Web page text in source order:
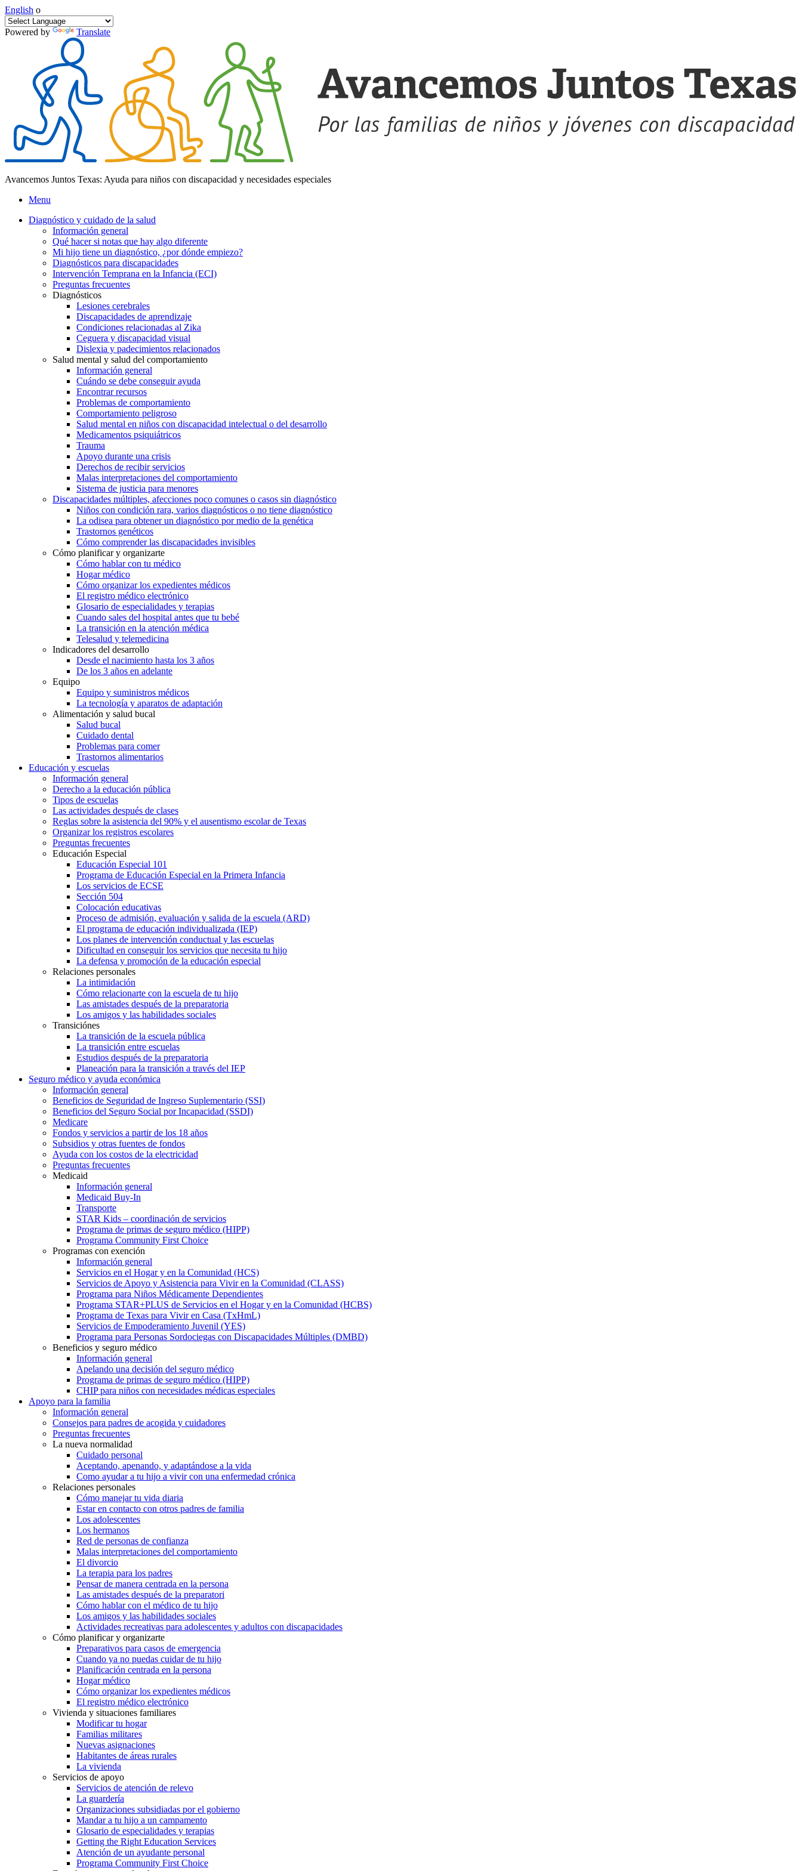
English o
Powered by Translate
Avancemos Juntos Texas: Ayuda para niños con discapacidad y necesidades especiales
Menu
Diagnóstico y cuidado de la salud
Información general
Qué hacer si notas que hay algo diferente
Mi hijo tiene un diagnóstico, ¿por dónde empiezo?
Diagnósticos para discapacidades
Intervención Temprana en la Infancia (ECI)
Preguntas frecuentes
Diagnósticos
Lesiones cerebrales
Discapacidades de aprendizaje
Condiciones relacionadas al Zika
Ceguera y discapacidad visual
Dislexia y padecimientos relacionados
Salud mental y salud del comportamiento
Información general
Cuándo se debe conseguir ayuda
Encontrar recursos
Problemas de comportamiento
Comportamiento peligroso
Salud mental en niños con discapacidad intelectual o del desarrollo
Medicamentos psiquiátricos
Trauma
Apoyo durante una crisis
Derechos de recibir servicios
Malas interpretaciones del comportamiento
Sistema de justicia para menores
Discapacidades múltiples, afecciones poco comunes o casos sin diagnóstico
Niños con condición rara, varios diagnósticos o no tiene diagnóstico
La odisea para obtener un diagnóstico por medio de la genética
Trastornos genéticos
Cómo comprender las discapacidades invisibles
Cómo planificar y organizarte
Cómo hablar con tu médico
Hogar médico
Cómo organizar los expedientes médicos
El registro médico electrónico
Glosario de especialidades y terapias
Cuando sales del hospital antes que tu bebé
La transición en la atención médica
Telesalud y telemedicina
Indicadores del desarrollo
Desde el nacimiento hasta los 3 años
De los 3 años en adelante
Equipo
Equipo y suministros médicos
La tecnología y aparatos de adaptación
Alimentación y salud bucal
Salud bucal
Cuidado dental
Problemas para comer
Trastornos alimentarios
Educación y escuelas
Información general
Derecho a la educación pública
Tipos de escuelas
Las actividades después de clases
Reglas sobre la asistencia del 90% y el ausentismo escolar de Texas
Organizar los registros escolares
Preguntas frecuentes
Educación Especial
Educación Especial 101
Programa de Educación Especial en la Primera Infancia
Los servicios de ECSE
Sección 504
Colocación educativas
Proceso de admisión, evaluación y salida de la escuela (ARD)
El programa de educación individualizada (IEP)
Los planes de intervención conductual y las escuelas
Dificultad en conseguir los servicios que necesita tu hijo
La defensa y promoción de la educación especial
Relaciones personales
La intimidación
Cómo relacionarte con la escuela de tu hijo
Las amistades después de la preparatoria
Los amigos y las habilidades sociales
Transiciónes
La transición de la escuela pública
La transición entre escuelas
Estudios después de la preparatoria
Planeación para la transición a través del IEP
Seguro médico y ayuda económica
Información general
Beneficios de Seguridad de Ingreso Suplementario (SSI)
Beneficios del Seguro Social por Incapacidad (SSDI)
Medicare
Fondos y servicios a partir de los 18 años
Subsidios y otras fuentes de fondos
Ayuda con los costos de la electricidad
Preguntas frecuentes
Medicaid
Información general
Medicaid Buy-In
Transporte
STAR Kids – coordinación de servicios
Programa de primas de seguro médico (HIPP)
Programa Community First Choice
Programas con exención
Información general
Servicios en el Hogar y en la Comunidad (HCS)
Servicios de Apoyo y Asistencia para Vivir en la Comunidad (CLASS)
Programa para Niños Médicamente Dependientes
Programa STAR+PLUS de Servicios en el Hogar y en la Comunidad (HCBS)
Programa de Texas para Vivir en Casa (TxHmL)
Servicios de Empoderamiento Juvenil (YES)
Programa para Personas Sordociegas con Discapacidades Múltiples (DMBD)
Beneficios y seguro médico
Información general
Apelando una decisión del seguro médico
Programa de primas de seguro médico (HIPP)
CHIP para niños con necesidades médicas especiales
Apoyo para la familia
Información general
Consejos para padres de acogida y cuidadores
Preguntas frecuentes
La nueva normalidad
Cuidado personal
Aceptando, apenando, y adaptándose a la vida
Como ayudar a tu hijo a vivir con una enfermedad crónica
Relaciones personales
Cómo manejar tu vida diaria
Estar en contacto con otros padres de familia
Los adolescentes
Los hermanos
Red de personas de confianza
Malas interpretaciones del comportamiento
El divorcio
La terapia para los padres
Pensar de manera centrada en la persona
Las amistades después de la preparatori
Cómo hablar con el médico de tu hijo
Los amigos y las habilidades sociales
Actividades recreativas para adolescentes y adultos con discapacidades
Cómo planificar y organizarte
Preparativos para casos de emergencia
Cuando ya no puedas cuidar de tu hijo
Planificación centrada en la persona
Hogar médico
Cómo organizar los expedientes médicos
El registro médico electrónico
Vivienda y situaciones familiares
Modificar tu hogar
Familias militares
Nuevas asignaciones
Habitantes de áreas rurales
La vivienda
Servicios de apoyo
Servicios de atención de relevo
La guardería
Organizaciones subsidiadas por el gobierno
Mandar a tu hijo a un campamento
Glosario de especialidades y terapias
Getting the Right Education Services
Atención de un ayudante personal
Programa Community First Choice